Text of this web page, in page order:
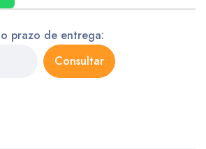
prazo de entrega:
Consultar